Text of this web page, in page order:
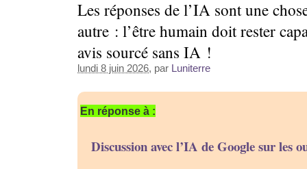
Les réponses de l’IA sont une
autre : l’être humain doit rester
avis sourcé sans IA !
lundi 8 juin 2026, par Luniterre
En réponse à :
Discussion avec l’IA de Google sur les